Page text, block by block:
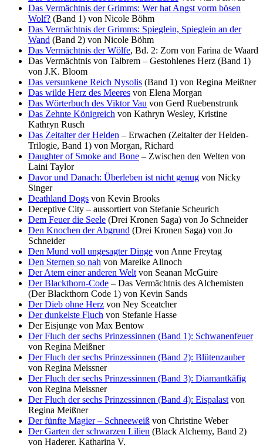
Das Vermächtnis der Grimms: Wer hat Angst vorm bösen
Wolf? (Band 1) von Nicole Böhm
Das Vermächtnis der Grimms: Spieglein, Spieglein an der
Wand (Band 2) von Nicole Böhm
Das Vermächtnis der Wölfe, Bd. 2: Zorn von Farina de Waard
Das Vermächtnis von Talbrem – Gestohlenes Herz (Band 1)
von J.K. Bloom
Das versunkene Reich Nysolis (Band 1) von Regina Meißner
Das wilde Herz des Meeres von Elena Morgan
Das Wörterbuch des Viktor Vau von Gerd Ruebenstrunk
Das Zehnte Königreich von Kathryn Wesley, Kristine
Kathryn Rusch
Das Zeitalter der Helden – Erwachen (Zeitalter der Helden-
Trilogie, Band 1) von Morgan, Richard
Daughter of Smoke and Bone – Zwischen den Welten von
Laini Taylor
Davor und Danach: Überleben ist nicht genug von Nicky
Singer
Deathland Dogs von Kevin Brooks
Deceptive City – aussortiert von Stefanie Scheurich
Dem Feuer die Seele (Drei Kronen Saga) von Jo Schneider
Den Knochen der Abgrund (Drei Kronen Saga) von Jo
Schneider
Den Mund voll ungesagter Dinge von Anne Freytag
Den Sternen so nah von Mareike Allnoch
Der Atem einer anderen Welt von Seanan McGuire
Der Blackthorn-Code – Das Vermächtnis des Alchemisten
(Der Blackthorn Code 1) von Kevin Sands
Der Dieb ohne Herz von Ney Sceatcher
Der dunkelste Fluch von Stefanie Hasse
Der Eisjunge von Max Bentow
Der Fluch der sechs Prinzessinnen (Band 1): Schwanenfeuer
von Regina Meißner
Der Fluch der sechs Prinzessinnen (Band 2): Blütenzauber
von Regina Meissner
Der Fluch der sechs Prinzessinnen (Band 3): Diamantkäfig
von Regina Meissner
Der Fluch der sechs Prinzessinnen (Band 4): Eispalast von
Regina Meißner
Der fünfte Magier – Schneeweiß von Christine Weber
Der Garten der schwarzen Lilien (Black Alchemy, Band 2)
von Haderer, Katharina V.